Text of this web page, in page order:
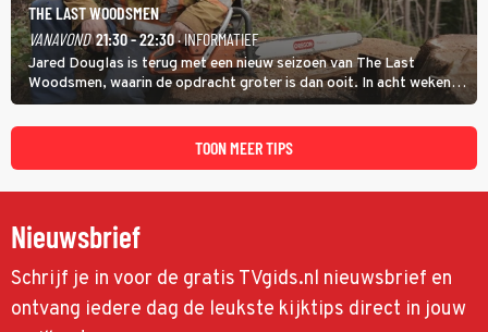
THE LAST WOODSMEN
VANAVOND 21:30 - 22:30· INFORMATIEF
Jared Douglas is terug met een nieuw seizoen van The Last
Woodsmen, waarin de opdracht groter is dan ooit. In acht weken
tijd probeert hij een miljoen dollar bij elkaar te vergaren om de
toekomst van het houthakkersbedrijf te verzekeren.
TOON MEER TIPS
Nieuwsbrief
Schrijf je in voor de gratis TVgids.nl nieuwsbrief en
ontvang iedere dag de leukste kijktips direct in jouw